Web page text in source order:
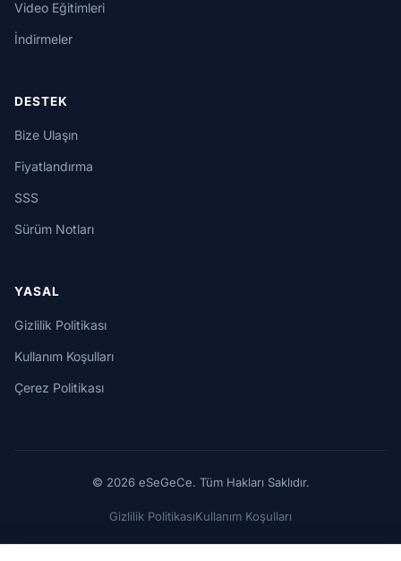
Video Eğitimleri
İndirmeler
DESTEK
Bize Ulaşın
Fiyatlandırma
SSS
Sürüm Notları
YASAL
Gizlilik Politikası
Kullanım Koşulları
Çerez Politikası
© 2026 eSeGeCe. Tüm Hakları Saklıdır.
Gizlilik PolitikasıKullanım Koşulları